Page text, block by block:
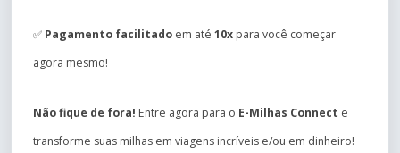
✅ Pagamento facilitado em até 10x para você começar
agora mesmo!
Não fique de fora! Entre agora para o E-Milhas Connect e
transforme suas milhas em viagens incríveis e/ou em dinheiro!